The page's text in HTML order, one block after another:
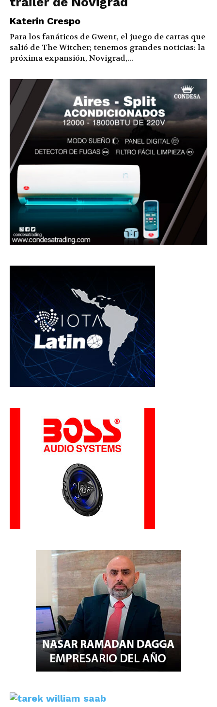
Katerin Crespo
Para los fanáticos de Gwent, el juego de cartas que
salió de The Witcher; tenemos grandes noticias: la
próxima expansión, Novigrad,...